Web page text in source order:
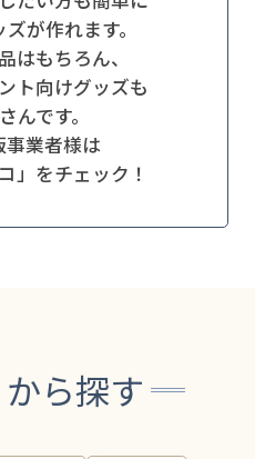
が作れます。
はもちろん、
ト向けグッズも
んです。
事業者様は
」をチェック！
ら探す